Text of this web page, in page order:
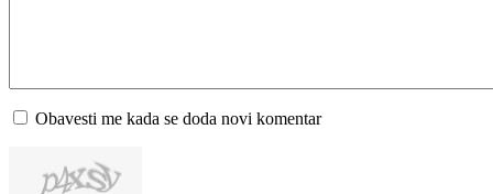
Obavesti me kada se doda novi komentar